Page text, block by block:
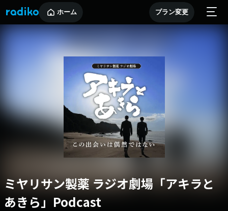
ホーム プラン変更
ミヤリサン製薬 ラジオ劇場「アキラと
あきら」Podcast